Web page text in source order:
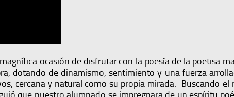
ocasión de disfrutar con la poesía de la poetisa
dotando de dinamismo, sentimiento y una fuerza
cercana y natural como su propia mirada. Buscando
que nuestro alumnado se impregnara de un espíritu